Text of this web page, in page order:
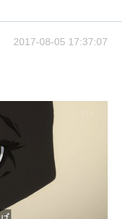
2017-08-05 17:37:07